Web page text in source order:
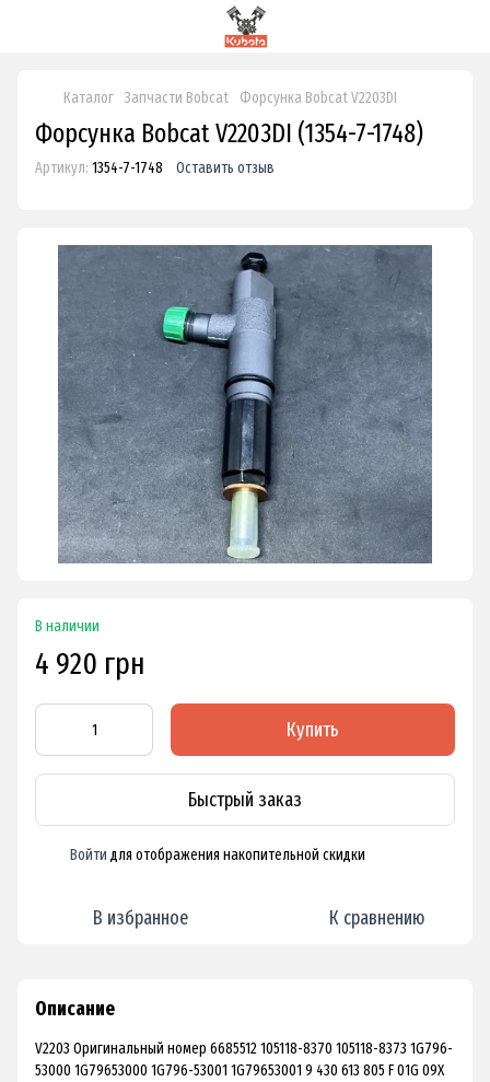
Каталог Запчасти Bobcat Форсунка Bobcat V2203DI
Форсунка Bobcat V2203DI (1354-7-1748)
Артикул: 1354-7-1748 Оставить отзыв
В наличии
4 920 грн
Купить
Быстрый заказ
Войти для отображения накопительной скидки
В избранное К сравнению
Описание
V2203 Оригинальный номер 6685512 105118-8370 105118-8373 1G796-
53000 1G79653000 1G796-53001 1G79653001 9 430 613 805 F 01G 09X